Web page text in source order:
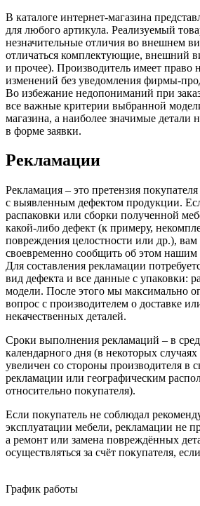
В каталоге интернет-магазина
для любого артикула. Реализуемый
незначительные отличия во внешнем
отличаться комплектующие, внешний
и прочее). Производитель имеет право
изменений без уведомления фирмы-
Во избежание недопониманий при
все важные критерии выбранной
магазина, а наиболее значимые детали
в форме заявки.
Рекламации
Рекламация – это претензия
с выявленным дефектом продукции.
распаковки или сборки полученной
какой-либо дефект (к примеру,
повреждения целостности или др.),
своевременно сообщить об этом
Для составления рекламации
вид дефекта и все данные с упаковки:
модели. После этого мы максимально
вопрос с производителем о доставке
некачественных деталей.
Сроки выполнения рекламаций – в
календарного дня (в некоторых
увеличен со стороны производителя в
рекламации или географическим
относительно покупателя).
Если покупатель не соблюдал
эксплуатации мебели, рекламации не
а ремонт или замена повреждённых
осуществляться за счёт покупателя,
График работы